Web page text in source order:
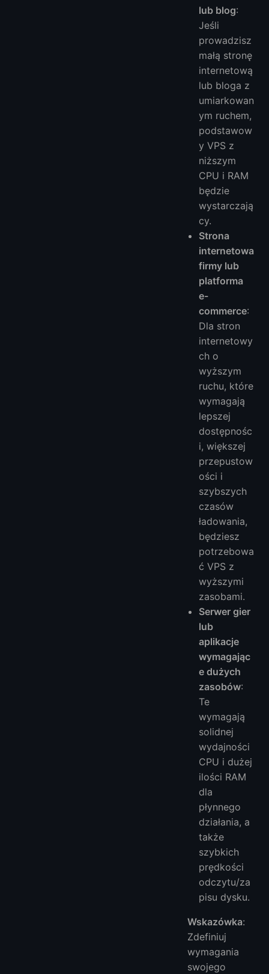
lub blog:
Jeśli
prowadzisz
małą stronę
internetową
lub bloga z
umiarkowan
ym ruchem,
podstawow
y VPS z
niższym
CPU i RAM
będzie
wystarczają
cy.
Strona
internetowa
firmy lub
platforma
e-
commerce:
Dla stron
internetowy
ch o
wyższym
ruchu, które
wymagają
lepszej
dostępnośc
i, większej
przepustow
ości i
szybszych
czasów
ładowania,
będziesz
potrzebowa
ć VPS z
wyższymi
zasobami.
Serwer gier
lub
aplikacje
wymagając
e dużych
zasobów:
Te
wymagają
solidnej
wydajności
CPU i dużej
ilości RAM
dla
płynnego
działania, a
także
szybkich
prędkości
odczytu/za
pisu dysku.
Wskazówka:
Zdefiniuj
wymagania
swojego